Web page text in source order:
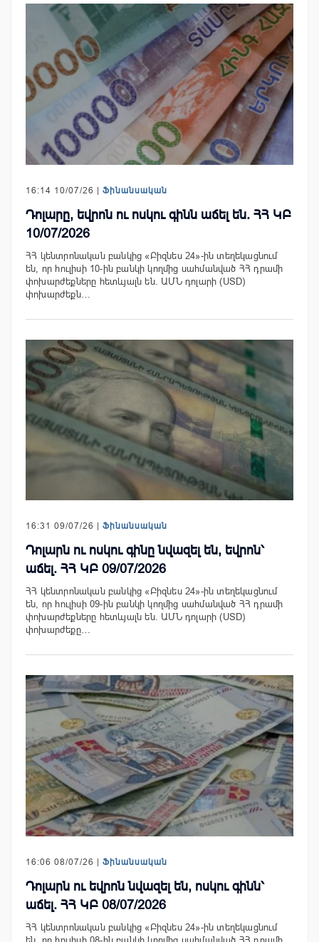
16:14 10/07/26 | Ֆինանսական
Դոլարը, եվրոն ու ոսկու գինն աճել են. ՀՀ ԿԲ
10/07/2026
ՀՀ կենտրոնական բանկից «Բիզնես 24»-ին տեղեկացնում
են, որ հուլիսի 10-ին բանկի կողմից սահմանված ՀՀ դրամի
փոխարժեքները հետևյալն են. ԱՄՆ դոլարի (USD)
փոխարժեքն…
16:31 09/07/26 | Ֆինանսական
Դոլարն ու ոսկու գինը նվազել են, եվրոն՝
աճել. ՀՀ ԿԲ 09/07/2026
ՀՀ կենտրոնական բանկից «Բիզնես 24»-ին տեղեկացնում
են, որ հուլիսի 09-ին բանկի կողմից սահմանված ՀՀ դրամի
փոխարժեքները հետևյալն են. ԱՄՆ դոլարի (USD)
փոխարժեքը…
16:06 08/07/26 | Ֆինանսական
Դոլարն ու եվրոն նվազել են, ոսկու գինն՝
աճել. ՀՀ ԿԲ 08/07/2026
ՀՀ կենտրոնական բանկից «Բիզնես 24»-ին տեղեկացնում